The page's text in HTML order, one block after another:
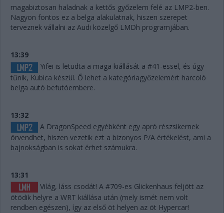
magabiztosan haladnak a kettős győzelem felé az LMP2-ben.
Nagyon fontos ez a belga alakulatnak, hiszen szerepet
terveznek vállalni az Audi közelgő LMDh programjában.
13:39
Yifei is letudta a maga kiállását a #41-essel, és úgy
tűnik, Kubica készül. Ő lehet a kategóriagyőzelemért harcoló
belga autó befutóembere.
13:32
A DragonSpeed egyébként egy apró részsikernek
örvendhet, hiszen vezetik ezt a bizonyos P/A értékelést, ami a
bajnokságban is sokat érhet számukra.
13:31
Világ, láss csodát! A #709-es Glickenhaus feljött az
ötödik helyre a WRT kiállása után (mely ismét nem volt
rendben egészen), így az első öt helyen az öt Hypercar!